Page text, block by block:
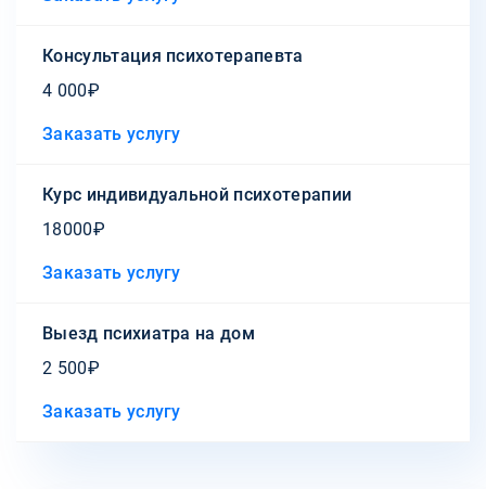
Консультация психотерапевта
4 000₽
Заказать услугу
Курс индивидуальной психотерапии
18000₽
Заказать услугу
Выезд психиатра на дом
2 500₽
Заказать услугу